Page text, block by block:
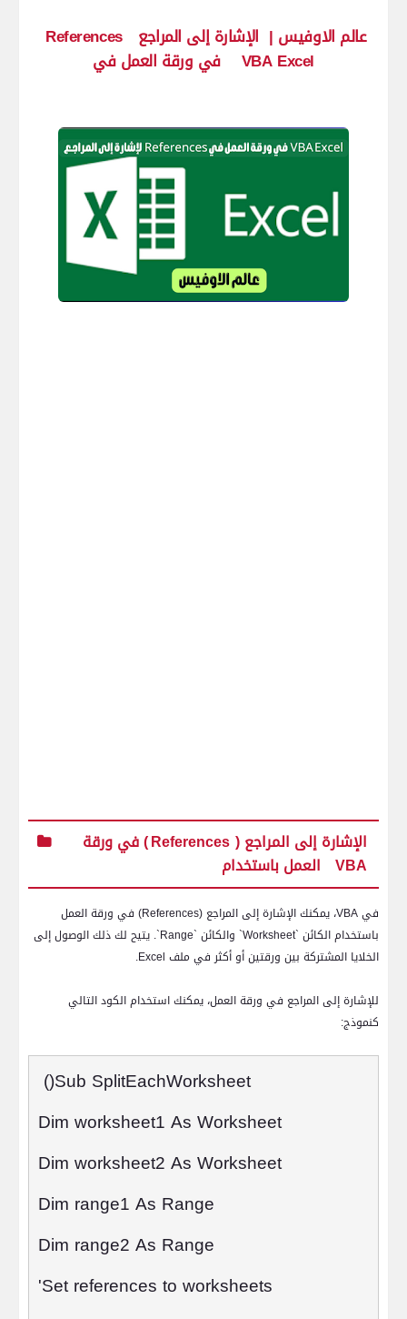
عالم الاوفيس | الإشارة إلى المراجع References
في ورقة العمل في
VBA Excel
الإشارة إلى المراجع (References) في ورقة
العمل باستخدام VBA
فيVBA، يمكنك الإشارة إلى المراجع (References) في ورقة العمل
باستخدام الكائن `Worksheet` والكائن `Range`. يتيح لك ذلك الوصول إلى
الخلايا المشتركة بين ورقتين أو أكثر في ملف Excel
.
للإشارة إلى المراجع في ورقة العمل، يمكنك استخدام الكود التالي
كنموذج:
()Sub SplitEachWorksheet
Dim worksheet1 As Worksheet
Dim worksheet2 As Worksheet
Dim range1 As Range
Dim range2 As Range
'Set references to worksheets